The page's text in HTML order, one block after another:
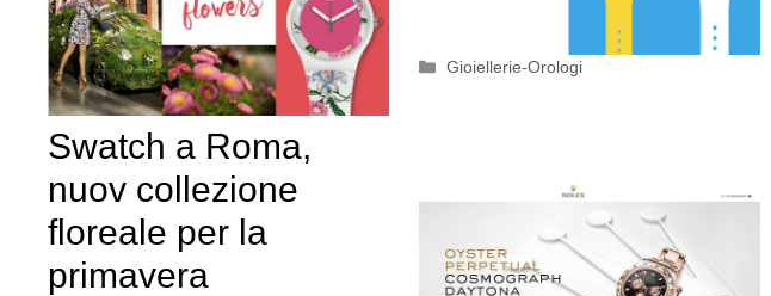
Categorie
Gioiellerie-Orologi
Swatch a Roma,
nuov collezione
floreale per la
primavera